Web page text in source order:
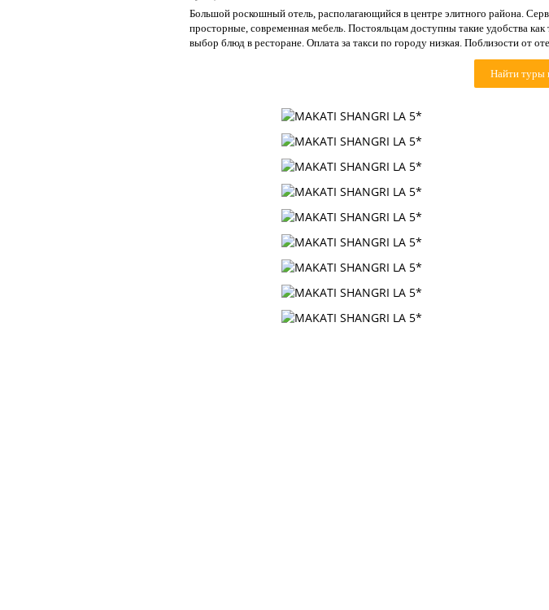
Большой роскошный отель, располагающийся в центре элитного района.
просторные, современная мебель. Постояльцам доступны такие удобства
выбор блюд в ресторане. Оплата за такси по городу низкая. Поблизости от
Найти туры